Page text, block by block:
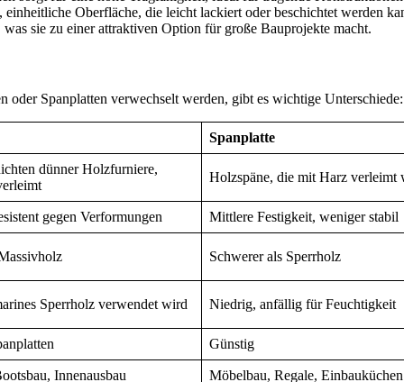
Oberfläche, die leicht lackiert oder beschichtet werden
sie zu einer attraktiven Option für große Bauprojekte macht.
Spanplatten verwechselt werden, gibt es wichtige Unterschiede:
Spanplatte
dünner Holzfurniere,
Holzspäne, die mit Harz verleimt
gegen Verformungen Mittlere Festigkeit, weniger stabil
Schwerer als Sperrholz
Sperrholz verwendet wird Niedrig, anfällig für Feuchtigkeit
Günstig
Innenausbau Möbelbau, Regale, Einbauküchen